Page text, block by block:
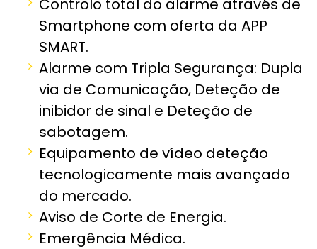
Smartphone com oferta da APP
SMART.
Alarme com Tripla Segurança: Dupla
via de Comunicação, Deteção de
inibidor de sinal e Deteção de
sabotagem.
Equipamento de vídeo deteção
tecnologicamente mais avançado
do mercado.
Aviso de Corte de Energia.
Emergência Médica.